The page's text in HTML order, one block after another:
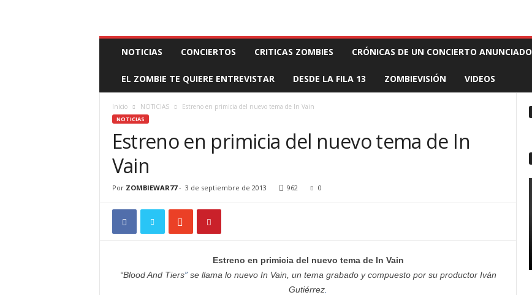
Z
I
NOTICIAS CONCIERTOS CRITICAS ZOMBIES CRÓNICAS DE UN CONCIERTO ANUNCIADO
EL ZOMBIE TE QUIERE ENTREVISTAR DESDE LA FILA 13 ZOMBIEVISIÓN VIDEOS
Inicio NOTICIAS Estreno en primicia del nuevo tema de In Vain
NOTICIAS
Estreno en primicia del nuevo tema de In
Vain
Por ZOMBIEWAR77- 3 de septiembre de 2013 962 0
Estreno en primicia del nuevo tema de In Vain
“Blood And Tiers”se llama lo nuevo In Vain, un tema grabado y compuesto por su productor Iván
Gutiérrez